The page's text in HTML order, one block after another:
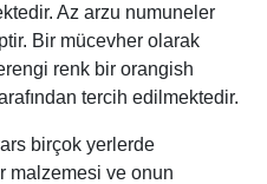
Az arzu numuneler
Bir mücevher olarak
renk bir orangish
tercih edilmektedir.
birçok yerlerde
malzemesi ve onun